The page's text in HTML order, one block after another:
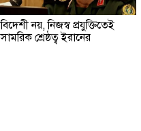
বিদেশী নয়, নিজস্ব প্রযুক্তিতেই
সামরিক শ্রেষ্ঠত্ব ইরানের